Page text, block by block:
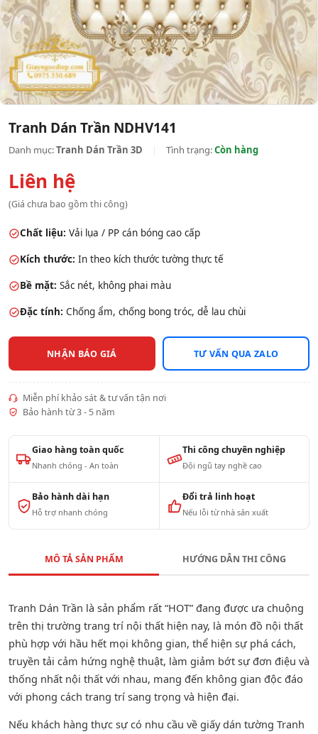
Tranh Dán Trần NDHV141
Danh mục:Tranh Dán Trần 3D Tình trạng:Còn hàng
Liên hệ
(Giá chưa bao gồm thi công)
Chất liệu: Vải lụa / PP cán bóng cao cấp
Kích thước: In theo kích thước tường thực tế
Bề mặt: Sắc nét, không phai màu
Đặc tính: Chống ẩm, chống bong tróc, dễ lau chùi
NHẬN BÁO GIÁ TƯ VẤN QUA ZALO
Miễn phí khảo sát & tư vấn tận nơi
Bảo hành từ 3 - 5 năm
Giao hàng toàn quốc
Nhanh chóng - An toàn
Thi công chuyên nghiệp
Đội ngũ tay nghề cao
Bảo hành dài hạn
Hỗ trợ nhanh chóng
Đổi trả linh hoạt
Nếu lỗi từ nhà sản xuất
MÔ TẢ SẢN PHẨM HƯỚNG DẪN THI CÔNG
Tranh Dán Trần là sản phẩm rất “HOT” đang được ưa chuộng
trên thị trường trang trí nội thất hiện nay, là món đồ nội thất
phù hợp với hầu hết mọi không gian, thể hiện sự phá cách,
truyền tải cảm hứng nghệ thuật, làm giảm bớt sự đơn điệu và
thống nhất nội thất với nhau, mang đến không gian độc đáo
với phong cách trang trí sang trọng và hiện đại.
Nếu khách hàng thực sự có nhu cầu về giấy dán tường Tranh